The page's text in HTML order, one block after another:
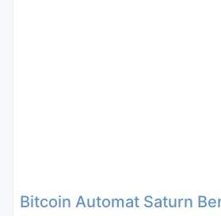
Bitcoin Automat Saturn